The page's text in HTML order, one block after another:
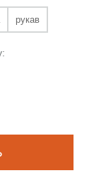
рукав